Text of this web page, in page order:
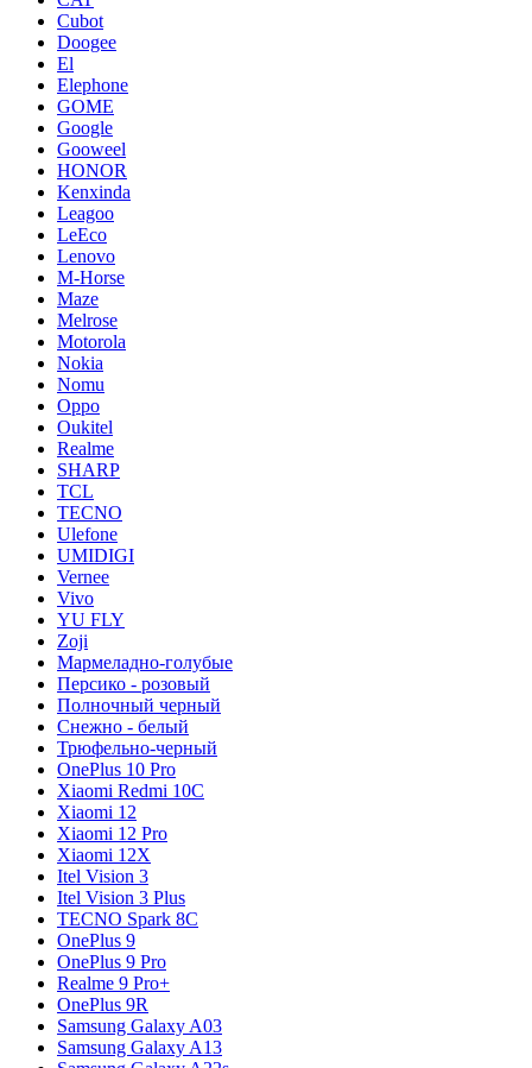
Cubot
Doogee
El
Elephone
GOME
Google
Gooweel
HONOR
Kenxinda
Leagoo
LeEco
Lenovo
M-Horse
Maze
Melrose
Motorola
Nokia
Nomu
Oppo
Oukitel
Realme
SHARP
TCL
TECNO
Ulefone
UMIDIGI
Vernee
Vivo
YU FLY
Zoji
Мармеладно-голубые
Персико - розовый
Полночный черный
Снежно - белый
Трюфельно-черный
OnePlus 10 Pro
Xiaomi Redmi 10C
Xiaomi 12
Xiaomi 12 Pro
Xiaomi 12X
Itel Vision 3
Itel Vision 3 Plus
TECNO Spark 8C
OnePlus 9
OnePlus 9 Pro
Realme 9 Pro+
OnePlus 9R
Samsung Galaxy A03
Samsung Galaxy A13